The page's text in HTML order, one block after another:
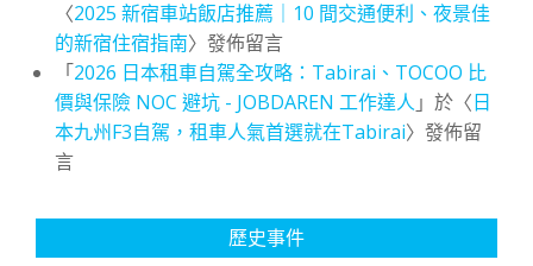
〈2025 新宿車站飯店推薦｜10 間交通便利、夜景佳
的新宿住宿指南〉發佈留言
「2026 日本租車自駕全攻略：Tabirai、TOCOO 比
價與保險 NOC 避坑 - JOBDAREN 工作達人 」於〈日
本九州F3自駕，租車人氣首選就在Tabirai〉發佈留
言
歷史事件